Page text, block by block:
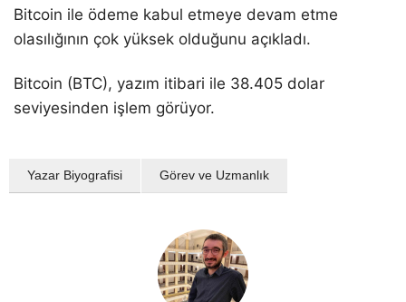
Bitcoin ile ödeme kabul etmeye devam etme
olasılığının çok yüksek olduğunu açıkladı.
Bitcoin (BTC), yazım itibari ile 38.405 dolar
seviyesinden işlem görüyor.
Yazar Biyografisi Görev ve Uzmanlık